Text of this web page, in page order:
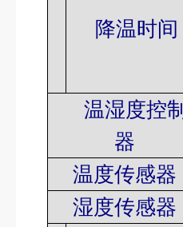
降温时间
温湿度控制
器
温度传感器
湿度传感器